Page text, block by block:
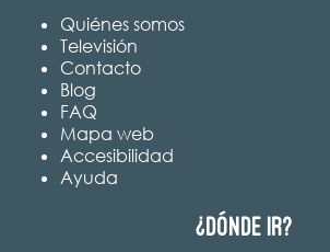
Quiénes somos
Televisión
Contacto
Blog
FAQ
Mapa web
Accesibilidad
Ayuda
¿Dónde ir?